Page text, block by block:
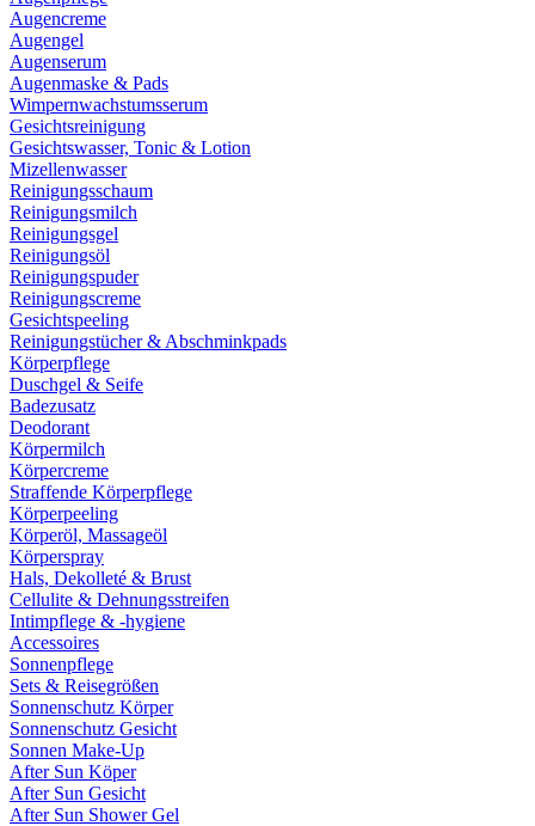
Augencreme
Augengel
Augenserum
Augenmaske & Pads
Wimpernwachstumsserum
Gesichtsreinigung
Gesichtswasser, Tonic & Lotion
Mizellenwasser
Reinigungsschaum
Reinigungsmilch
Reinigungsgel
Reinigungsöl
Reinigungspuder
Reinigungscreme
Gesichtspeeling
Reinigungstücher & Abschminkpads
Körperpflege
Duschgel & Seife
Badezusatz
Deodorant
Körpermilch
Körpercreme
Straffende Körperpflege
Körperpeeling
Körperöl, Massageöl
Körperspray
Hals, Dekolleté & Brust
Cellulite & Dehnungsstreifen
Intimpflege & -hygiene
Accessoires
Sonnenpflege
Sets & Reisegrößen
Sonnenschutz Körper
Sonnenschutz Gesicht
Sonnen Make-Up
After Sun Köper
After Sun Gesicht
After Sun Shower Gel